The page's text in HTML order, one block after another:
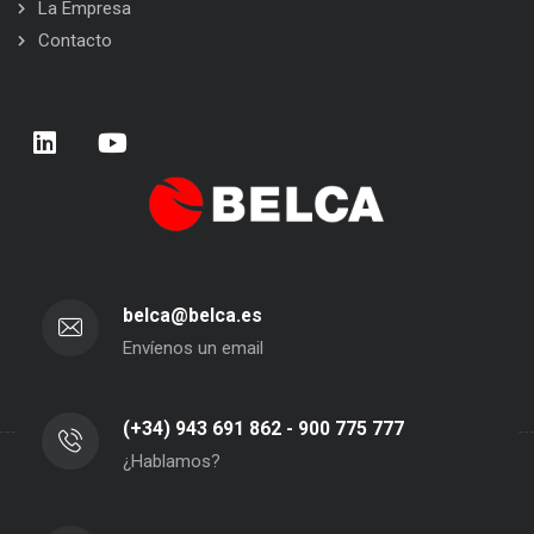
La Empresa
Contacto
belca@belca.es
Envíenos un email
(+34) 943 691 862 - 900 775 777
¿Hablamos?